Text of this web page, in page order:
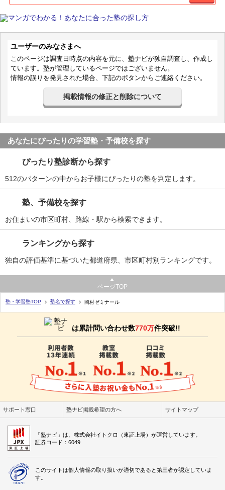
ユーザーのみなさまへ
このページは調査日時点の内容を元に、塾ナビが独自調査し、作成し
ています。塾が管理しているページではございません。
情報の誤りを発見された場合、下記のボタンからご連絡ください。
掲載情報の修正と削除について
あなたにぴったりの学習塾・予備校を探す
ぴったり塾診断から探す
512のパターンの中からお子様にぴったりの塾を判定します。
塾、予備校を探す
お住まいの市区町村、路線・駅から検索できます。
ランキングから探す
独自の評価基準に基づいた都道府県、市区町村別ランキングです。
ページTOP
塾・学習塾TOP 塾名で探す 岡村ゼミナール
は累計問い合わせ数770万件突破!!
サポート窓口 塾ナビ掲載希望の方へ サイトマップ
「塾ナビ」は、株式会社イトクロ（東証上場）が運営しています。
証券コード：6049
このサイトは個人情報の取り扱いが適切であると第三者が認定していま
す。